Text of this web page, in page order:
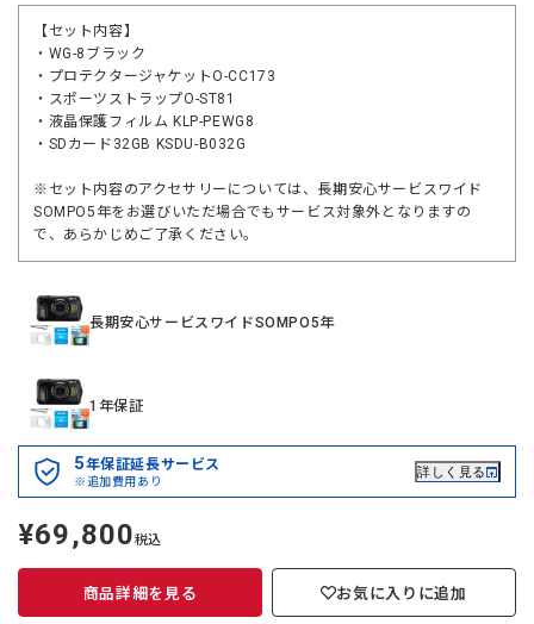
【セット内容】
・WG-8ブラック
・プロテクタージャケットO-CC173
・スポーツストラップO-ST81
・液晶保護フィルム KLP-PEWG8
・SDカード32GB KSDU-B032G
※セット内容のアクセサリーについては、長期安心サービスワイド
SOMPO5年をお選びいただ場合でもサービス対象外となりますの
で、あらかじめご了承ください。
長期安心サービスワイドSOMPO5年
1年保証
5年保証延長サービス
※追加費用あり
詳しく見る
定
価
¥69,800税込
商品詳細を見る お気に入りに追加